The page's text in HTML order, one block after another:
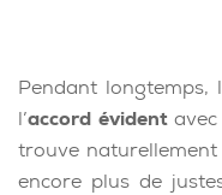
Pendant longtemps,
l’accord évident
trouve
encore plus de